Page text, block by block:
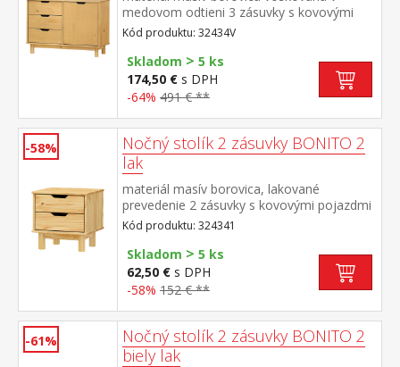
medovom odtieni 3 zásuvky s kovovými
pojazdmi, 1 dvierka, 1 polica
Kód produktu: 32434V
Skladom > 5 ks
174,50 € s DPH
-64% 491 € **
-58%
Nočný stolík 2 zásuvky BONITO 2
lak
materiál masív borovica, lakované
prevedenie 2 zásuvky s kovovými pojazdmi
Kód produktu: 324341
Skladom > 5 ks
62,50 € s DPH
-58% 152 € **
-61%
Nočný stolík 2 zásuvky BONITO 2
biely lak